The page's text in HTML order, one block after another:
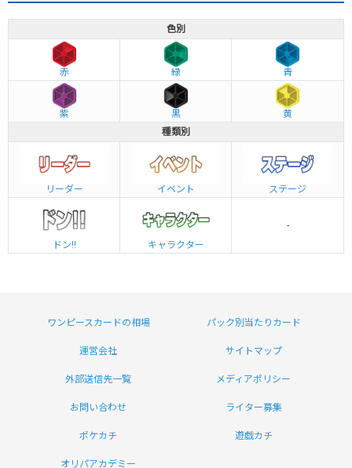
色別
赤 緑 青
紫 黒
黄
種類別
リーダー イベント ステージ
ドン!! キャラクター
-
ワンピースカードの相場 パック別当たりカード
運営会社 サイトマップ
外部送信先一覧 メディアポリシー
お問い合わせ ライター募集
ポケカチ 遊戯カチ
オリパアカデミー